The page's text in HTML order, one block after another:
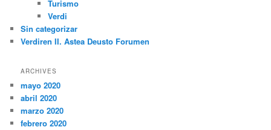
Turismo
Verdi
Sin categorizar
Verdiren II. Astea Deusto Forumen
ARCHIVES
mayo 2020
abril 2020
marzo 2020
febrero 2020